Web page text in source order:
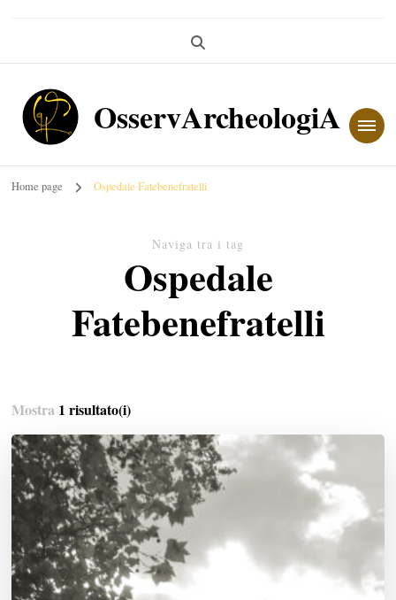
OsservArcheologiA
Home page Ospedale Fatebenefratelli
Naviga tra i tag
Ospedale
Fatebenefratelli
Mostra 1 risultato(i)